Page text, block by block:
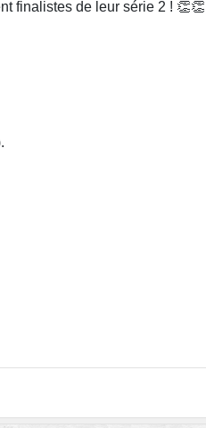
finalistes de leur série 2 ! 👏👏